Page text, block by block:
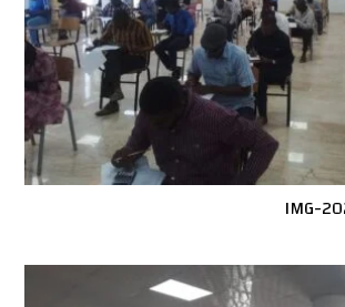
IMG-